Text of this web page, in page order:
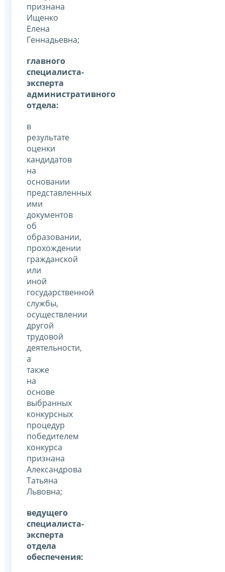
признана
Ищенко
Елена
Геннадьевна;
главного
специалиста-
эксперта
административного
отдела:
в
результате
оценки
кандидатов
на
основании
представленных
ими
документов
об
образовании,
прохождении
гражданской
или
иной
государственной
службы,
осуществлении
другой
трудовой
деятельности,
а
также
на
основе
выбранных
конкурсных
процедур
победителем
конкурса
признана
Александрова
Татьяна
Львовна;
ведущего
специалиста-
эксперта
отдела
обеспечения: